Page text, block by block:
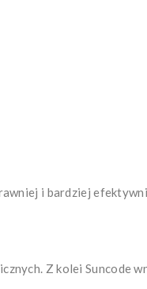
i bardziej
Z kolei Suncode